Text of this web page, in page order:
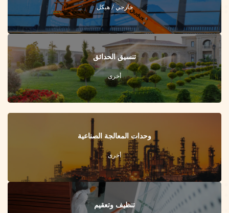
خارجي / هيكل
تنسيق الحدائق
أخرى
وحدات المعالجة الصناعية
أخرى
تنظيف وتعقيم